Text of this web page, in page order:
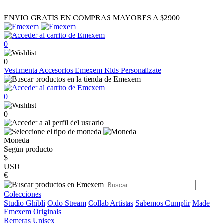
ENVIO GRATIS EN COMPRAS MAYORES A $2900
0
0
Vestimenta Accesorios Emexem Kids Personalizate
0
0
Moneda
Según producto
$
USD
€
Colecciones
Studio Ghibli Oido Stream Collab Artistas Sabemos Cumplir Made
Emexem Originals
Remeras Unisex